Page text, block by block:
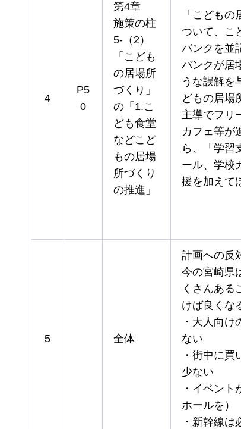
4
P5
0
第4章
施策の柱
5-（2）
「こども
の居場所
づくり」
の「1.こ
ども食堂
などこど
もの居場
所づくり
の推進」
「こども
ついて、こ
バンクを並
バンクが居
うな誤解を
どもの居場
主導でフリ
カフェ等が
ら、「学習
ール、学校
援を加えて
5 全体
計画への反
今の宮崎県
くさんある
けば良くな
・大人向け
ない
・街中に買
少ない
・イベント
ホールを）
・新幹線は